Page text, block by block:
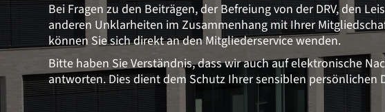
Bei Fragen zu den Beiträgen, der Befreiung von der DRV, den
anderen Unklarheiten im Zusammenhang mit Ihrer
können Sie sich direkt an den Mitgliederservice wenden.
Bitte haben Sie Verständnis, dass wir auch auf elektronische
antworten. Dies dient dem Schutz Ihrer sensiblen persönlichen